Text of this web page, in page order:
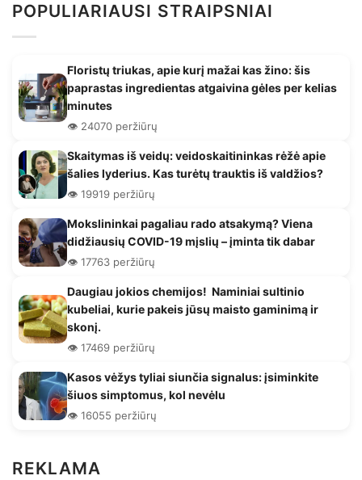
POPULIARIAUSI STRAIPSNIAI
Floristų triukas, apie kurį mažai kas žino: šis
paprastas ingredientas atgaivina gėles per kelias
minutes
👁️ 24070 peržiūrų
Skaitymas iš veidų: veidoskaitininkas rėžė apie
šalies lyderius. Kas turėtų trauktis iš valdžios?
👁️ 19919 peržiūrų
Mokslininkai pagaliau rado atsakymą? Viena
didžiausių COVID-19 mįslių – įminta tik dabar
👁️ 17763 peržiūrų
Daugiau jokios chemijos! Naminiai sultinio
kubeliai, kurie pakeis jūsų maisto gaminimą ir
skonį.
👁️ 17469 peržiūrų
Kasos vėžys tyliai siunčia signalus: įsiminkite
šiuos simptomus, kol nevėlu
👁️ 16055 peržiūrų
REKLAMA